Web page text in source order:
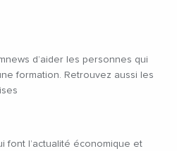
d’aider les personnes qui
formation. Retrouvez aussi les
font l’actualité économique et